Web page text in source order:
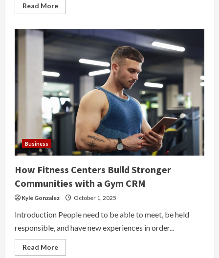
Read MoreRead
more
Rise
Remote
Desks:
Trading
Firms
in
the
Cloud
Business
How Fitness Centers Build Stronger
Communities with a Gym CRM
Kyle Gonzalez October 1, 2025
Introduction People need to be able to meet, be held
responsible, and have new experiences in order...
Read MoreRead
more